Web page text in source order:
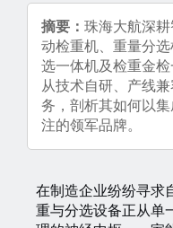
摘要： 珠海大航深
动检重机、重量分
选一体机及检重金
从技术自研、产线
务，剖析其如何以
注的领军品牌。
在制造企业纷纷寻求
重与分选设备正从单